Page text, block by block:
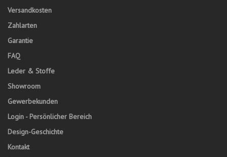
Versandkosten
Zahlarten
Garantie
FAQ
Leder & Stoffe
Showroom
Gewerbekunden
Login - Persönlicher Bereich
Design-Geschichte
Kontakt